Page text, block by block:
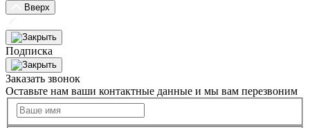
Вверх
Подписка
Заказать звонок
Оставьте нам ваши контактные данные и мы вам перезвоним